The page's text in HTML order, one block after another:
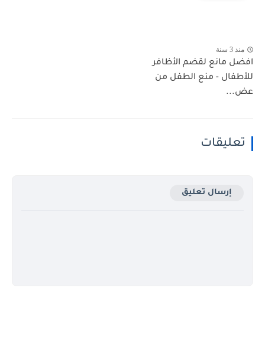
منذ 3 سنة
افضل مانع لقضم الأظافر
للأطفال - منع الطفل من
عض...
تعليقات
إرسال تعليق